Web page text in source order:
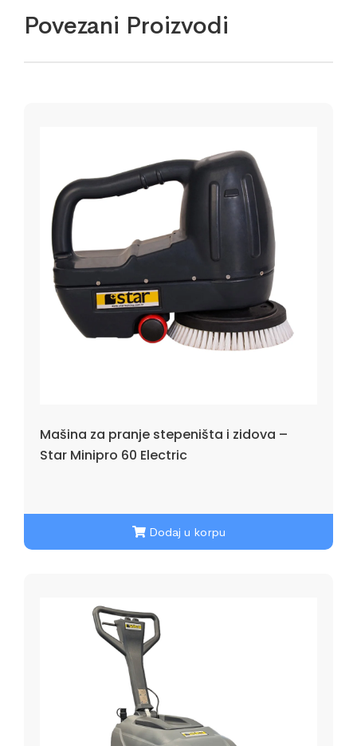
Povezani Proizvodi
Mašina za pranje stepeništa i zidova –
Star Minipro 60 Electric
Dodaj u korpu